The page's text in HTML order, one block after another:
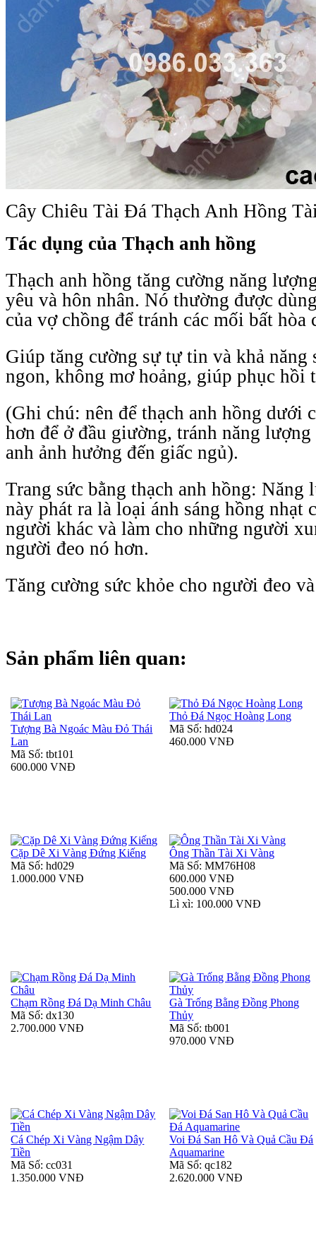
Cây Chiêu Tài Đá Thạch Anh Hồng
Tác dụng của Thạch anh hồng
Thạch anh hồng tăng cường năng
yêu và hôn nhân. Nó thường được
của vợ chồng để tránh các mối bất hòa
Giúp tăng cường sự tự tin và khả năng
ngon, không mơ hoảng, giúp phục hồi
(Ghi chú: nên để thạch anh hồng dưới
hơn để ở đầu giường, tránh năng lượng
anh ảnh hưởng đến giấc ngủ).
Trang sức bằng thạch anh hồng: Năng
này phát ra là loại ánh sáng hồng nhạt
người khác và làm cho những người
người đeo nó hơn.
Tăng cường sức khỏe cho người đeo
Sản phẩm liên quan:
Tượng Bà Ngoác Màu Đỏ Thái
Lan
Mã Số: tbt101
600.000 VNĐ
Thỏ Đá Ngọc Hoàng Long
Mã Số: hd024
460.000 VNĐ
Cặp Dê Xi Vàng Đứng Kiếng
Mã Số: hd029
1.000.000 VNĐ
Ông Thần Tài Xi Vàng
Mã Số: MM76H08
600.000 VNĐ
500.000 VNĐ
Lì xì: 100.000 VNĐ
Chạm Rồng Đá Dạ Minh Châu
Mã Số: dx130
2.700.000 VNĐ
Gà Trống Bằng Đồng Phong
Thủy
Mã Số: tb001
970.000 VNĐ
Cá Chép Xi Vàng Ngậm Dây
Tiền
Mã Số: cc031
1.350.000 VNĐ
Voi Đá San Hô Và Quả Cầu Đá
Aquamarine
Mã Số: qc182
2.620.000 VNĐ